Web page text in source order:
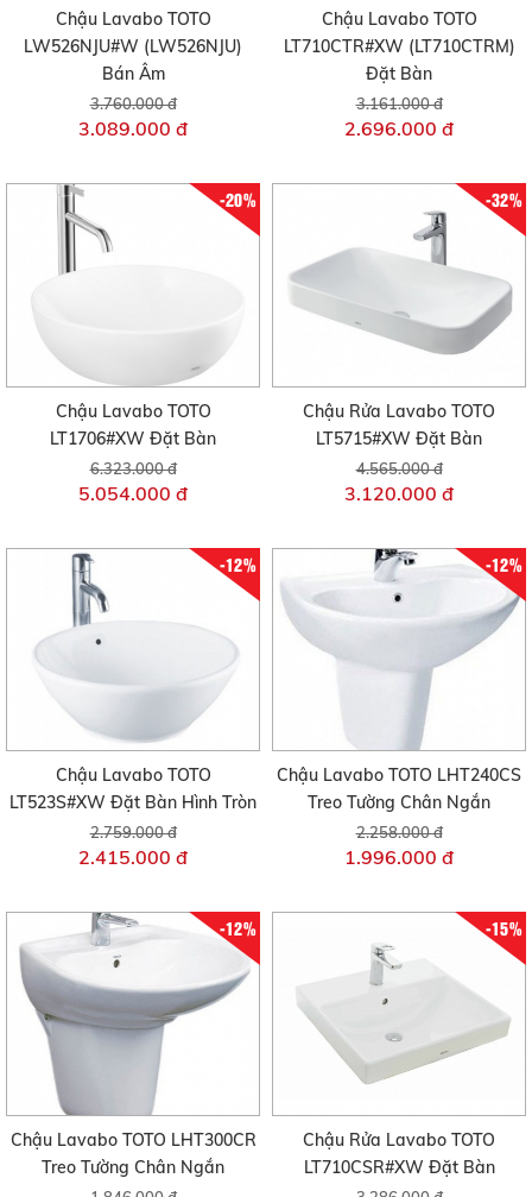
Chậu Lavabo TOTO
LW526NJU#W (LW526NJU)
Bán Âm
3.760.000 đ
3.089.000 đ
Chậu Lavabo TOTO
LT710CTR#XW (LT710CTRM)
Đặt Bàn
3.161.000 đ
2.696.000 đ
-20%
Chậu Lavabo TOTO
LT1706#XW Đặt Bàn
6.323.000 đ
5.054.000 đ
-32%
Chậu Rửa Lavabo TOTO
LT5715#XW Đặt Bàn
4.565.000 đ
3.120.000 đ
-12%
Chậu Lavabo TOTO
LT523S#XW Đặt Bàn Hình Tròn
2.759.000 đ
2.415.000 đ
-12%
Chậu Lavabo TOTO LHT240CS
Treo Tường Chân Ngắn
2.258.000 đ
1.996.000 đ
-12%
Chậu Lavabo TOTO LHT300CR
Treo Tường Chân Ngắn
-15%
Chậu Rửa Lavabo TOTO
LT710CSR#XW Đặt Bàn